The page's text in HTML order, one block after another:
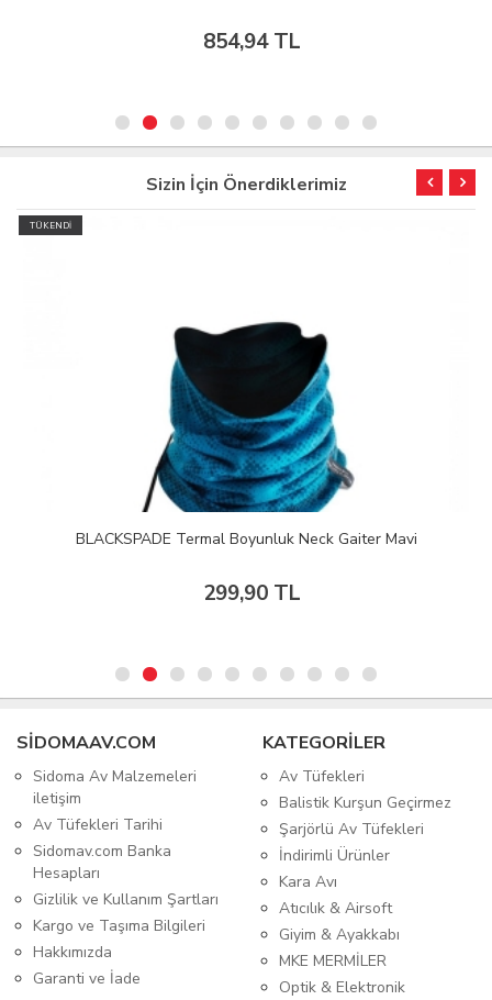
854,94 TL
Sizin İçin Önerdiklerimiz
TÜKENDİ
BLACKSPADE Termal Boyunluk Neck Gaiter Mavi
299,90 TL
SIDOMAAV.COM
Sidoma Av Malzemeleri
iletişim
Av Tüfekleri Tarihi
Sidomav.com Banka
Hesapları
Gizlilik ve Kullanım Şartları
Kargo ve Taşıma Bilgileri
Hakkımızda
Garanti ve İade
KATEGORİLER
Av Tüfekleri
Balistik Kurşun Geçirmez
Şarjörlü Av Tüfekleri
İndirimli Ürünler
Kara Avı
Atıcılık & Airsoft
Giyim & Ayakkabı
MKE MERMİLER
Optik & Elektronik